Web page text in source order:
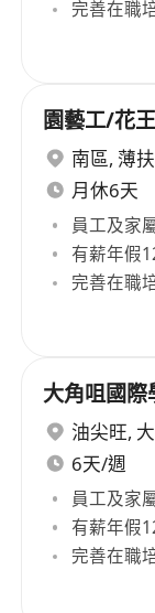
完善在職
園藝工/花
南區, 薄
月休6天
員工及家
有薪年假
完善在職
大角咀國際
油尖旺,
6天/週
員工及家
有薪年假
完善在職